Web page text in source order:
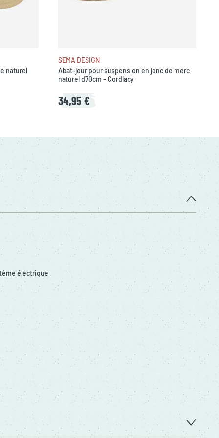
naturel
SEMA DESIGN
Abat-jour pour suspension en jonc de merc
naturel d70cm - Cordlacy
34,95 €
électrique